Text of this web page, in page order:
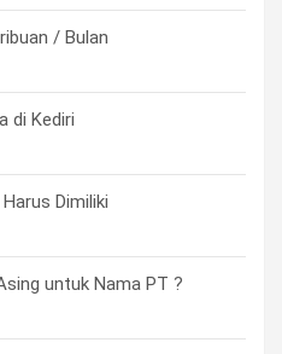
/ Bulan
di Kediri
Dimiliki
untuk Nama PT ?